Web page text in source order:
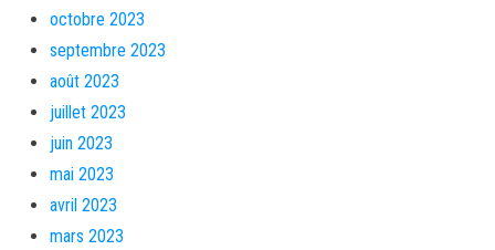
octobre 2023
septembre 2023
août 2023
juillet 2023
juin 2023
mai 2023
avril 2023
mars 2023